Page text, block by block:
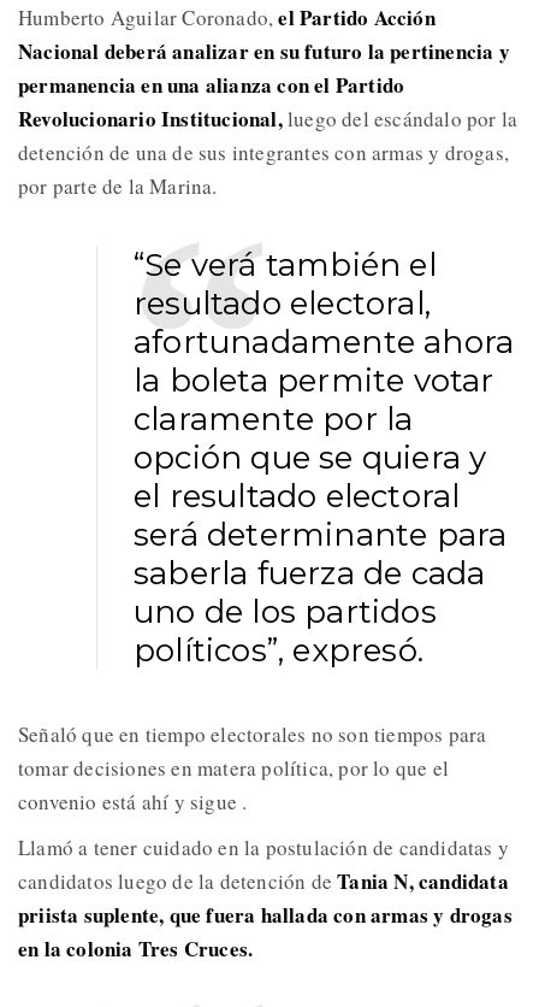
Humberto Aguilar Coronado,el Partido Acción
Nacional deberá analizar en su futuro la pertinencia y
permanencia en una alianza con el Partido
Revolucionario Institucional,luego del escándalo por la
detención de una de sus integrantes con armas y drogas,
por parte de la Marina.
“Se verá también el
resultado electoral,
afortunadamente ahora
la boleta permite votar
claramente por la
opción que se quiera y
el resultado electoral
será determinante para
saberla fuerza de cada
uno de los partidos
políticos”, expresó.
Señaló que en tiempo electorales no son tiempos para
tomar decisiones en matera política, por lo que el
convenio está ahí y sigue .
Llamó a tener cuidado en la postulación de candidatas y
candidatos luego de la detención deTania N, candidata
priista suplente, que fuera hallada con armas y drogas
en la colonia Tres Cruces.